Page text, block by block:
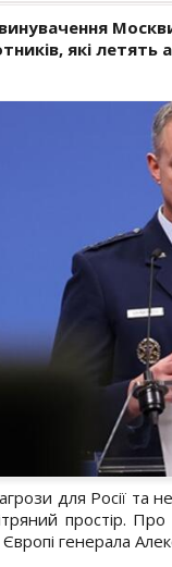
які летять
для Росії та
простір.
генерала